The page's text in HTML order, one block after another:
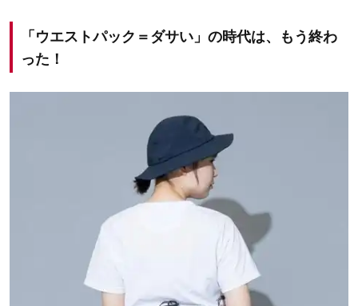
「ウエストパック＝ダサい」の時代は、もう終わ
った！